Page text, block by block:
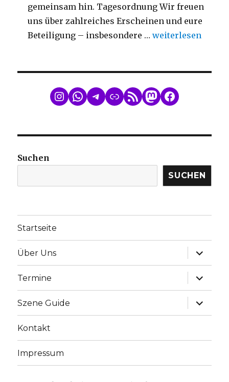
gemeinsam hin. Tagesordnung Wir freuen
uns über zahlreiches Erscheinen und eure
Beteiligung – insbesondere …weiterlesen
WhatsApp
Telegram
LinkRSS FeedMastodon
Facebook
Suchen
SUCHEN
Startseite
Über Uns
Termine
Szene Guide
Kontakt
Impressum